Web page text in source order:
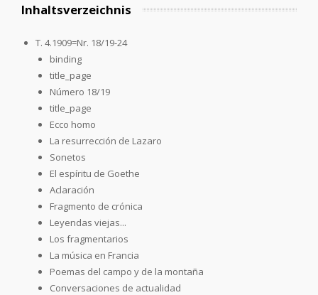
Inhaltsverzeichnis
T. 4.1909=Nr. 18/19-24
binding
title_page
Número 18/19
title_page
Ecco homo
La resurrección de Lazaro
Sonetos
El espíritu de Goethe
Aclaración
Fragmento de crónica
Leyendas viejas...
Los fragmentarios
La música en Francia
Poemas del campo y de la montaña
Conversaciones de actualidad